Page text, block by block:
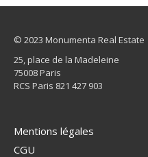
© 2023 Monumenta Real Estate
25, place de la Madeleine
75008 Paris
RCS Paris 821 427 903
Mentions légales
CGU